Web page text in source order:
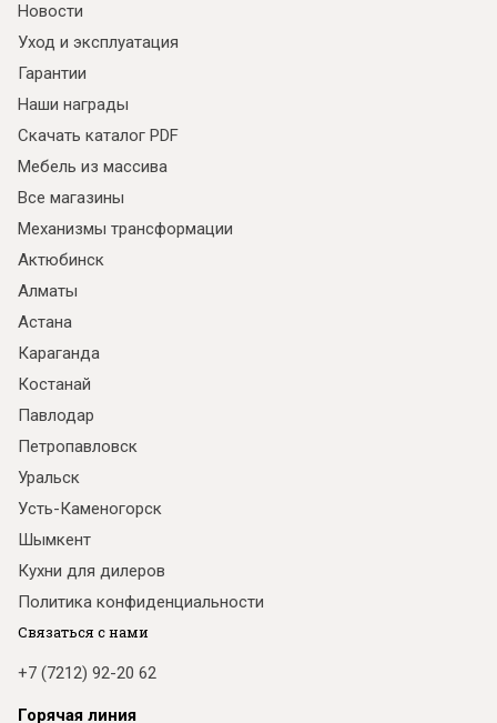
Новости
Уход и эксплуатация
Гарантии
Наши награды
Скачать каталог PDF
Мебель из массива
Все магазины
Механизмы трансформации
Актюбинск
Алматы
Астана
Караганда
Костанай
Павлодар
Петропавловск
Уральск
Усть-Каменогорск
Шымкент
Кухни для дилеров
Политика конфиденциальности
Связаться с нами
+7 (7212) 92-20 62
Горячая линия